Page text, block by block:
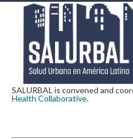
SALURBAL is convened and
Health Collaborative.